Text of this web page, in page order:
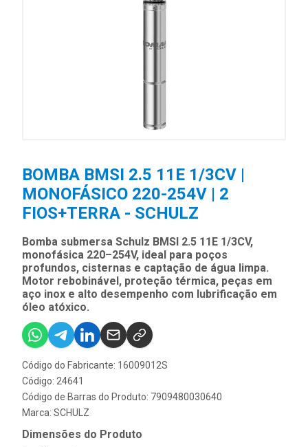
BOMBA BMSI 2.5 11E 1/3CV |
MONOFÁSICO 220-254V | 2
FIOS+TERRA - SCHULZ
Bomba submersa Schulz BMSI 2.5 11E 1/3CV,
monofásica 220–254V, ideal para poços
profundos, cisternas e captação de água limpa.
Motor rebobinável, proteção térmica, peças em
aço inox e alto desempenho com lubrificação em
óleo atóxico.
Código do Fabricante: 16009012S
Código: 24641
Código de Barras do Produto: 7909480030640
Marca: SCHULZ
Dimensões do Produto